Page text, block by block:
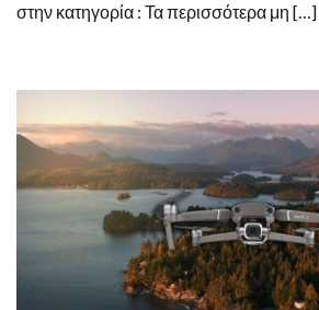
στην κατηγορία : Τα περισσότερα μη […]